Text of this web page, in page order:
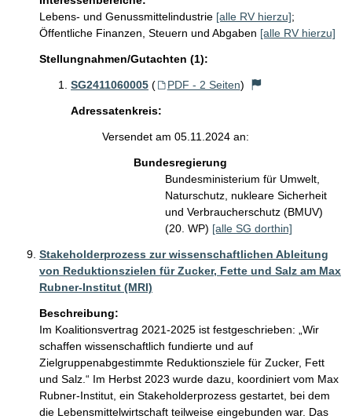
Lebens- und Genussmittelindustrie [alle RV hierzu];
Öffentliche Finanzen, Steuern und Abgaben [alle RV hierzu]
Stellungnahmen/Gutachten (1):
SG2411060005 ( PDF - 2 Seiten)
Adressatenkreis:
Versendet am 05.11.2024 an:
Bundesregierung
Bundesministerium für Umwelt,
Naturschutz, nukleare Sicherheit
und Verbraucherschutz (BMUV)
(20. WP) [alle SG dorthin]
Stakeholderprozess zur wissenschaftlichen Ableitung
von Reduktionszielen für Zucker, Fette und Salz am Max
Rubner-Institut (MRI)
Beschreibung:
Im Koalitionsvertrag 2021-2025 ist festgeschrieben: „Wir
schaffen wissenschaftlich fundierte und auf
Zielgruppenabgestimmte Reduktionsziele für Zucker, Fett
und Salz.“ Im Herbst 2023 wurde dazu, koordiniert vom Max
Rubner-Institut, ein Stakeholderprozess gestartet, bei dem
die Lebensmittelwirtschaft teilweise eingebunden war. Das